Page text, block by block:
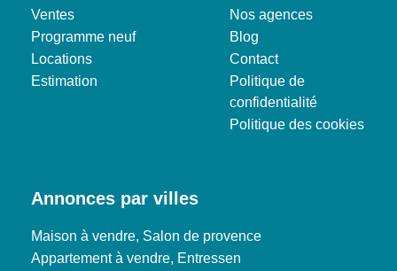
Ventes
Programme neuf
Locations
Estimation
Nos agences
Blog
Contact
Politique de
confidentialité
Politique des cookies
Annonces par villes
Maison à vendre, Salon de provence
Appartement à vendre, Entressen